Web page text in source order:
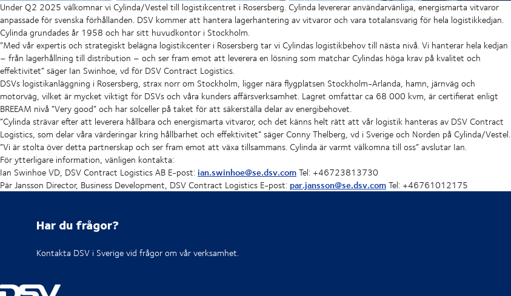
Under Q2 2025 välkomnar vi Cylinda/Vestel till logistikcentret i Rosersberg. Cylinda levererar användarvänliga, energismarta vitvaror
anpassade för svenska förhållanden. DSV kommer att hantera lagerhantering av vitvaror och vara totalansvarig för hela logistikkedjan.
Cylinda grundades år 1958 och har sitt huvudkontor i Stockholm.
”Med vår expertis och strategiskt belägna logistikcenter i Rosersberg tar vi Cylindas logistikbehov till nästa nivå. Vi hanterar hela kedjan
– från lagerhållning till distribution – och ser fram emot att leverera en lösning som matchar Cylindas höga krav på kvalitet och
effektivitet” säger Ian Swinhoe, vd för DSV Contract Logistics.
DSVs logistikanläggning i Rosersberg, strax norr om Stockholm, ligger nära flygplatsen Stockholm-Arlanda, hamn, järnväg och
motorväg, vilket är mycket viktigt för DSVs och våra kunders affärsverksamhet. Lagret omfattar ca 68 000 kvm, är certifierat enligt
BREEAM nivå ”Very good” och har solceller på taket för att säkerställa delar av energibehovet.
”Cylinda strävar efter att leverera hållbara och energismarta vitvaror, och det känns helt rätt att vår logistik hanteras av DSV Contract
Logistics, som delar våra värderingar kring hållbarhet och effektivitet” säger Conny Thelberg, vd i Sverige och Norden på Cylinda/Vestel.
”Vi är stolta över detta partnerskap och ser fram emot att växa tillsammans. Cylinda är varmt välkomna till oss” avslutar Ian.
För ytterligare information, vänligen kontakta:
Ian Swinhoe VD, DSV Contract Logistics AB E-post: ian.swinhoe@se.dsv.comTel: +46723813730
Pär Jansson Director, Business Development, DSV Contract Logistics E-post: par.jansson@se.dsv.comTel: +46761012175
Har du frågor?
Kontakta DSV i Sverige vid frågor om vår verksamhet.